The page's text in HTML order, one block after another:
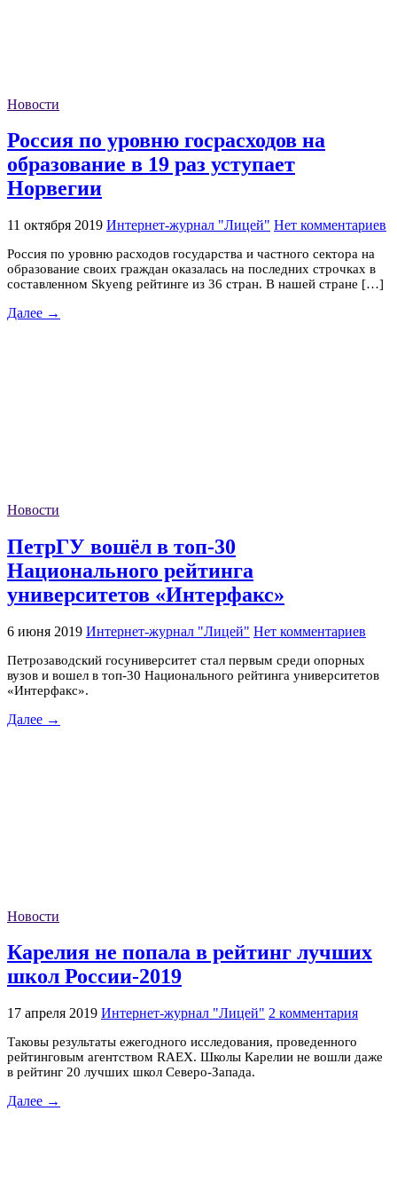
Новости
Россия по уровню госрасходов на
образование в 19 раз уступает
Норвегии
11 октября 2019 Интернет-журнал "Лицей" Нет комментариев
Россия по уровню расходов государства и частного сектора на
образование своих граждан оказалась на последних строчках в
составленном Skyeng рейтинге из 36 стран. В нашей стране […]
Далее →
Новости
ПетрГУ вошёл в топ-30
Национального рейтинга
университетов «Интерфакс»
6 июня 2019 Интернет-журнал "Лицей" Нет комментариев
Петрозаводский госуниверситет стал первым среди опорных
вузов и вошел в топ-30 Национального рейтинга университетов
«Интерфакс».
Далее →
Новости
Карелия не попала в рейтинг лучших
школ России-2019
17 апреля 2019 Интернет-журнал "Лицей" 2 комментария
Таковы результаты ежегодного исследования, проведенного
рейтинговым агентством RAEX. Школы Карелии не вошли даже
в рейтинг 20 лучших школ Северо-Запада.
Далее →